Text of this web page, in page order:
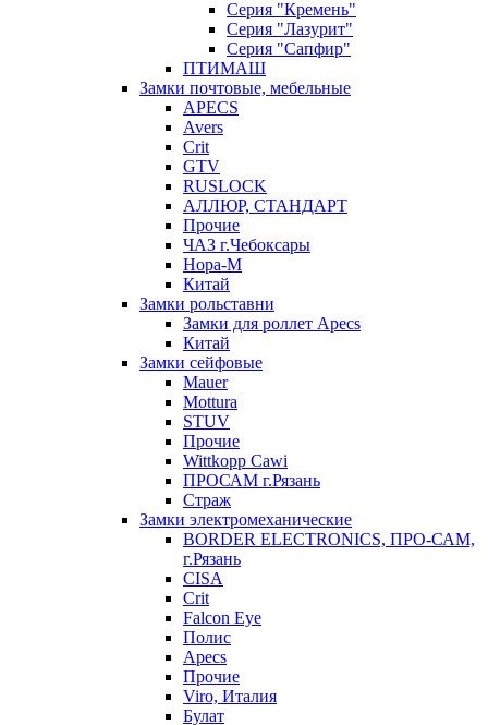
Серия "Кремень"
Серия "Лазурит"
Серия "Сапфир"
ПТИМАШ
Замки почтовые, мебельные
APECS
Avers
Crit
GTV
RUSLOCK
АЛЛЮР, СТАНДАРТ
Прочие
ЧАЗ г.Чебоксары
Нора-М
Китай
Замки рольставни
Замки для роллет Apecs
Китай
Замки сейфовые
Mauer
Mottura
STUV
Прочие
Wittkopp Cawi
ПРОСАМ г.Рязань
Страж
Замки электромеханические
BORDER ELECTRONICS, ПРО-САМ,
г.Рязань
CISA
Crit
Falcon Eye
Полис
Apecs
Прочие
Viro, Италия
Булат